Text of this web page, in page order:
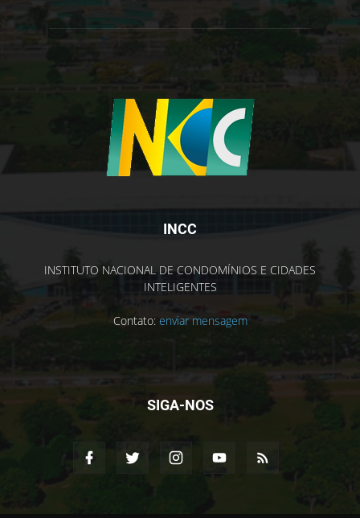
INCC
INSTITUTO NACIONAL DE CONDOMÍNIOS E CIDADES
INTELIGENTES
Contato: enviar mensagem
SIGA-NOS